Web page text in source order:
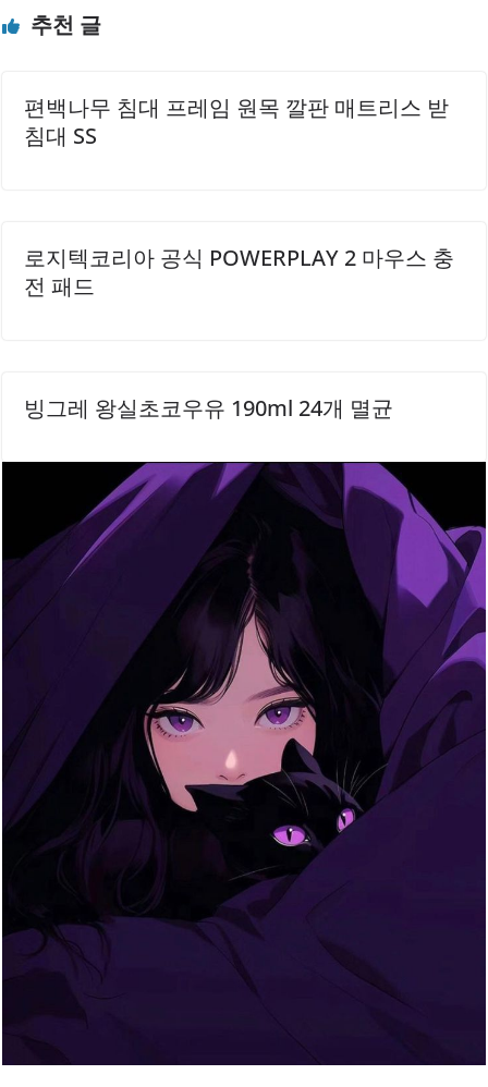
한 느낌을 주며, 가려움증과 불쾌한 냄새를 완화하는 데 효과
적입니다. 두피 마사지는 스트레스 완화에도 기여하여, 사용
또한, 손잡이가..
추천 글
편백나무 침대 프레임 원목 깔판 매트리스 받
침대 SS
로지텍코리아 공식 POWERPLAY 2 마우스 충
전 패드
빙그레 왕실초코우유 190ml 24개 멸균